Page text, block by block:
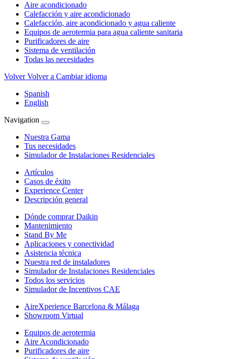
Aire acondicionado
Calefacción y aire acondicionado
Calefacción, aire acondicionado y agua caliente
Equipos de aerotermia para agua caliente sanitaria
Purificadores de aire
Sistema de ventilación
Todas las necesidades
Volver Volver a Cambiar idioma
Spanish
English
Navigation
Nuestra Gama
Tus necesidades
Simulador de Instalaciones Residenciales
Artículos
Casos de éxito
Experience Center
Descripción general
Dónde comprar Daikin
Mantenimiento
Stand By Me
Aplicaciones y conectividad
Asistencia técnica
Nuestra red de instaladores
Simulador de Instalaciones Residenciales
Todos los servicios
Simulador de Incentivos CAE
AireXperience Barcelona & Málaga
Showroom Virtual
Equipos de aerotermia
Aire Acondicionado
Purificadores de aire